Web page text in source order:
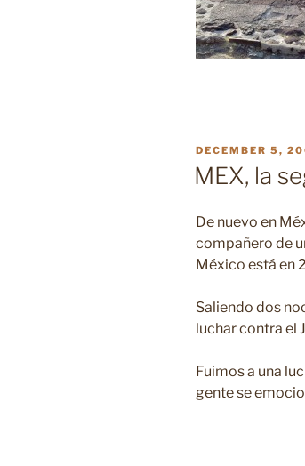
POSTED
DECEMBER 5,
MEX, la
De nuevo en
compañero de
México está en
Saliendo dos
luchar contra el
Fuimos a una
gente se